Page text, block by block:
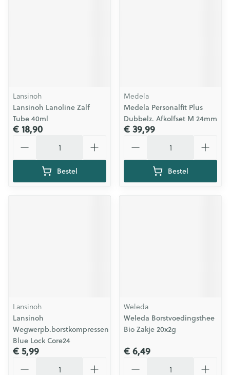
Lansinoh
Lansinoh Lanoline Zalf
Tube 40ml
€ 18,90
Bestel
Medela
Medela Personalfit Plus
Dubbelz. Afkolfset M 24mm
€ 39,99
Bestel
Lansinoh
Lansinoh
Wegwerpb.borstkompressen
Blue Lock Core24
€ 5,99
Weleda
Weleda Borstvoedingsthee
Bio Zakje 20x2g
€ 6,49